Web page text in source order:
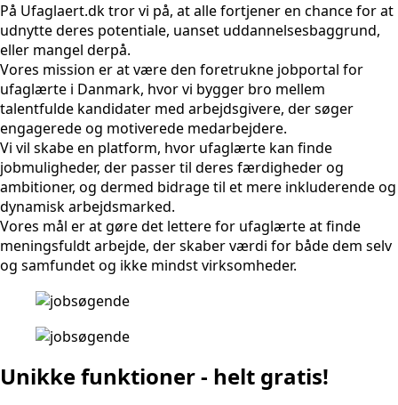
På Ufaglaert.dk tror vi på, at alle fortjener en chance for at
udnytte deres potentiale, uanset uddannelsesbaggrund,
eller mangel derpå.
Vores mission er at være den foretrukne jobportal for
ufaglærte i Danmark, hvor vi bygger bro mellem
talentfulde kandidater med arbejdsgivere, der søger
engagerede og motiverede medarbejdere.
Vi vil skabe en platform, hvor ufaglærte kan finde
jobmuligheder, der passer til deres færdigheder og
ambitioner, og dermed bidrage til et mere inkluderende og
dynamisk arbejdsmarked.
Vores mål er at gøre det lettere for ufaglærte at finde
meningsfuldt arbejde, der skaber værdi for både dem selv
og samfundet og ikke mindst virksomheder.
Unikke funktioner - helt gratis!